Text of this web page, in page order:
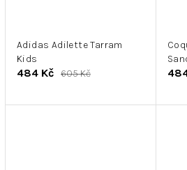
Adidas Adilette Tarram
Kids
484 Kč 605 Kč